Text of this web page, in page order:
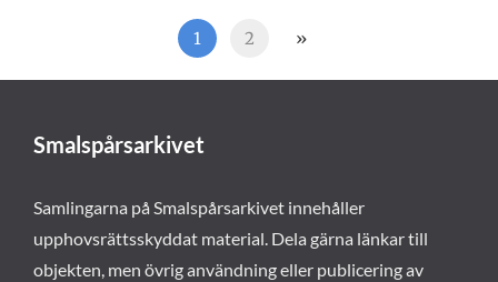
1 2 »
Smalspårsarkivet
Samlingarna på Smalspårsarkivet innehåller
upphovsrättsskyddat material. Dela gärna länkar till
objekten, men övrig användning eller publicering av